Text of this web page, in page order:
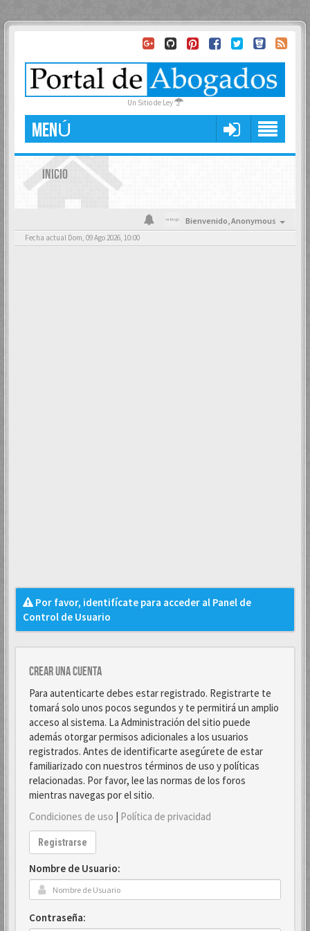
Un Sitio de Ley
MENÚ
INICIO
Bienvenido,Anonymous
Fecha actual Dom, 09 Ago 2026, 10:00
Por favor, identifícate para acceder al Panel de
Control de Usuario
Crear una cuenta
Para autenticarte debes estar registrado. Registrarte te
tomará solo unos pocos segundos y te permitirá un amplio
acceso al sistema. La Administración del sitio puede
además otorgar permisos adicionales a los usuarios
registrados. Antes de identificarte asegúrete de estar
familiarizado con nuestros términos de uso y políticas
relacionadas. Por favor, lee las normas de los foros
mientras navegas por el sitio.
Condiciones de uso | Política de privacidad
Registrarse
Nombre de Usuario:
Contraseña: